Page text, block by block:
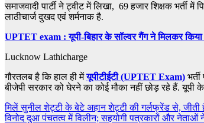
समाजवादी पार्टी ने ट्वीट में लिखा, 69 हजार शिक्षक भर्ती
लाठीचार्ज दुखद एवं शर्मनाक है.
UPTET exam : यूपी-बिहार के सॉल्‍वर गैंग ने मिलकर किया
Lucknow Lathicharge
गौरतलब है कि हाल ही मेंयूपीटीईटी (UPTET Exam)
बीजेपी सरकार को घेरने का कोई मौका नहीं छोड़ रहे हैं. यूपी
Post
मिलें सुनील शेट्टी के बेटे अहान शेट्टी की गर्लफ्रेंड से, जीती
विनोद दुआ पंचतत्व में विलीन; सहयोगी पत्रकारों और